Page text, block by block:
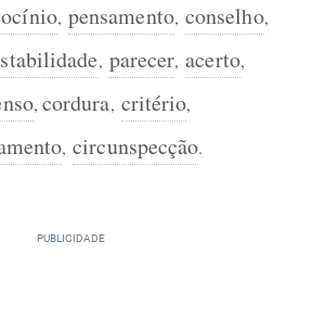
, pensamento, conselho,
, parecer, acerto,
, cordura, critério,
, circunspecção.